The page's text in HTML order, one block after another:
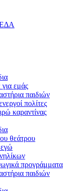
εμάς
παιδιών
πολίτες
καραντίνας
θεάτρου
προγράμματα
παιδιών